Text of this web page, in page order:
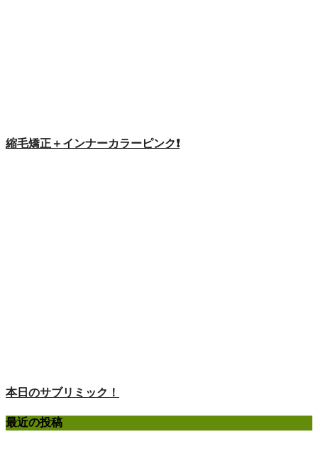
縮毛矯正＋インナーカラーピンク❗️
本日のサブリミック！
最近の投稿